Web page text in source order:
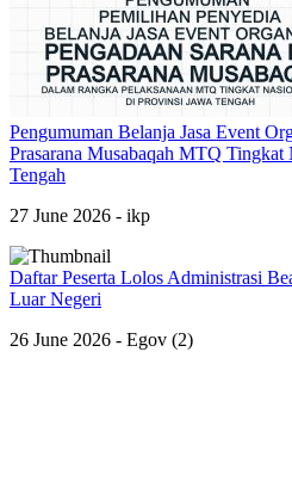
Pengumuman Belanja Jasa Event
Prasarana Musabaqah MTQ
Tengah
27 June 2026 - ikp
Daftar Peserta Lolos Administrasi
Luar Negeri
26 June 2026 - Egov (2)